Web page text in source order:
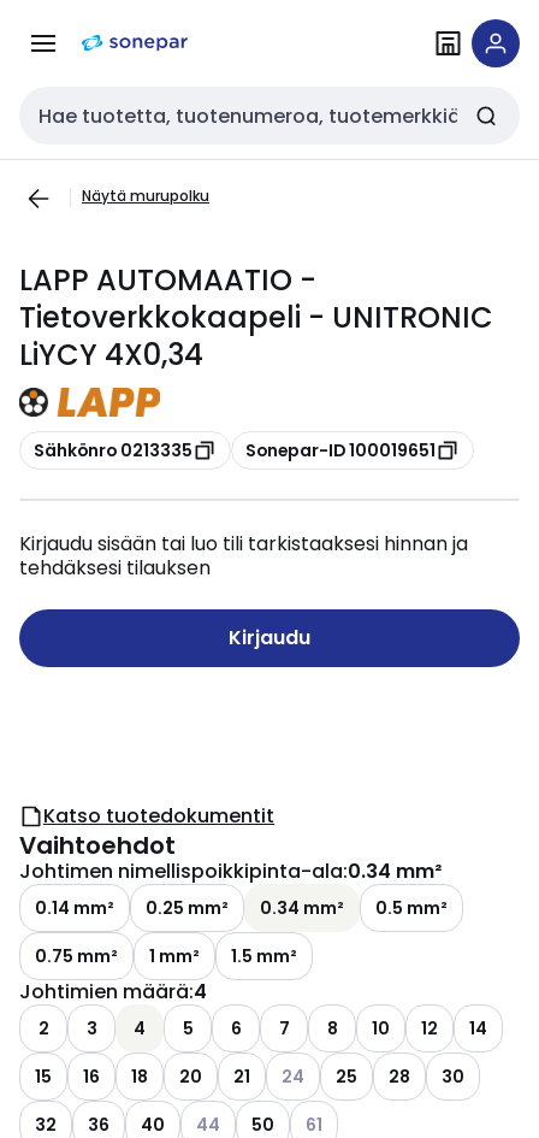
navigointiinsisältöön
Haku
Näytä murupolku
LAPP AUTOMAATIO -
Tietoverkkokaapeli - UNITRONIC
LiYCY 4X0,34
Kopioi
Sähkönro 0213335 Kopioi
Sonepar-ID 100019651
Kirjaudu sisään tai luo tili tarkistaaksesi hinnan ja
tehdäksesi tilauksen
Kirjaudu
Katso tuotedokumentit
Vaihtoehdot
Johtimen nimellispoikkipinta-ala:0.34 mm²
0.14 mm² 0.25 mm² 0.34 mm²
0.5 mm²
0.75 mm²
1 mm² 1.5 mm²
Johtimien määrä:4
2 3 4 5 6 7 8 10 12
14
15
16 18 20 21 Katso käytettävissä olevat
24 25 28
30
32
36 40 Katso käytettävissä olevat vaihtoehdot
44 50 Katso käytettävissä olevat
61